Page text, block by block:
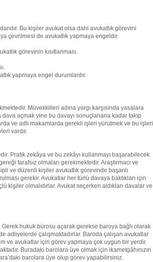
Bu kişiler avukat olsa dahi avukatlık görevini
çevrilmesi de avukatlık yapmaya engeldir.
görevinin kısıtlanması.
yapmaya engel durumlardır.
Müvekkilleri adına yargı karşısında yasalara
açmak yine bu davayı sonuçlanana kadar takip
ve adli makamlarda gerekli işleri yürütmek ve bu işleri
vardır.
Pratik zekâya ve bu zekâyı kullanmayı başarabilecek
tarafsız olmaları gerekmektedir. Araştırmacı ve
ve düzenli kişiler avukatlık görevinde başarılı
gerekir. Avukatlar her türlü davaya baktıkları için
kişiler olmalıdırlar. Avukat seçerken aldıkları davalar ve
hukuk bürosu açarak gerekse baroya bağlı olarak
adliyelerde çalışmaktadırlar. Baroda çalışan avukatlar
ve avukatlar için görev yapmaya çok uygun bir yerdir.
Buradaki barolara üye olmak için ikametgâhınızın
barolara üye olup görev yapabilirsiniz.